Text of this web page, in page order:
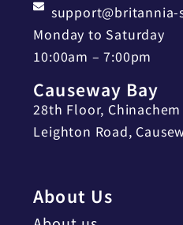
support@britannia-
Monday to Saturday
10:00am – 7:00pm
Causeway Bay
28th Floor,
Leighton Road,
About Us